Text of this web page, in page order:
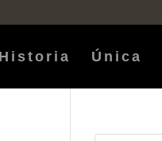
Única